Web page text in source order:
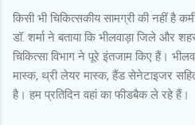
किसी भी चिकित्सकीय सामग्री की नहीं है
डॉ. शर्मा ने बताया कि भीलवाड़ा जिले और
चिकित्सा विभाग ने पूरे इंतजाम किए हैं।
मास्क, थ्री लेयर मास्क, हैंड सेनेटाइजर
है। हम प्रतिदिन वहां का फीडबैक ले रहे हैं।